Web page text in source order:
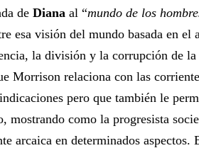
de Diana al “mundo de los
esa visión del mundo basada en el
la división y la corrupción de la
Morrison relaciona con las
pero que también le
mostrando como la progresista
arcaica en determinados aspectos.